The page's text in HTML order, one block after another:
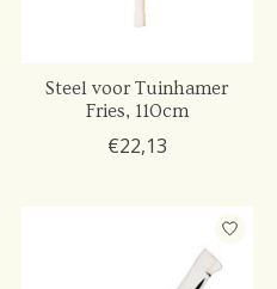
Steel voor Tuinhamer
Fries, 110cm
€22,13